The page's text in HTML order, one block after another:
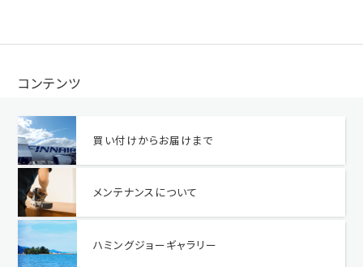
コンテンツ
買い付けからお届けまで
メンテナンスについて
ハミングジョーギャラリー